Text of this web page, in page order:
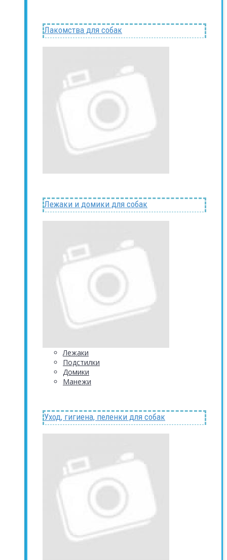
Лакомства для собак
Лежаки и домики для собак
Лежаки
Подстилки
Домики
Манежи
Уход, гигиена, пеленки для собак